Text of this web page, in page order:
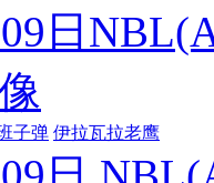
日
子弹 伊拉瓦拉老鹰